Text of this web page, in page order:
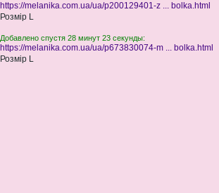
https://melanika.com.ua/ua/p200129401-z ... bolka.html
Розмір L
Добавлено спустя 28 минут 23 секунды:
https://melanika.com.ua/ua/p673830074-m ... bolka.html
Розмір L